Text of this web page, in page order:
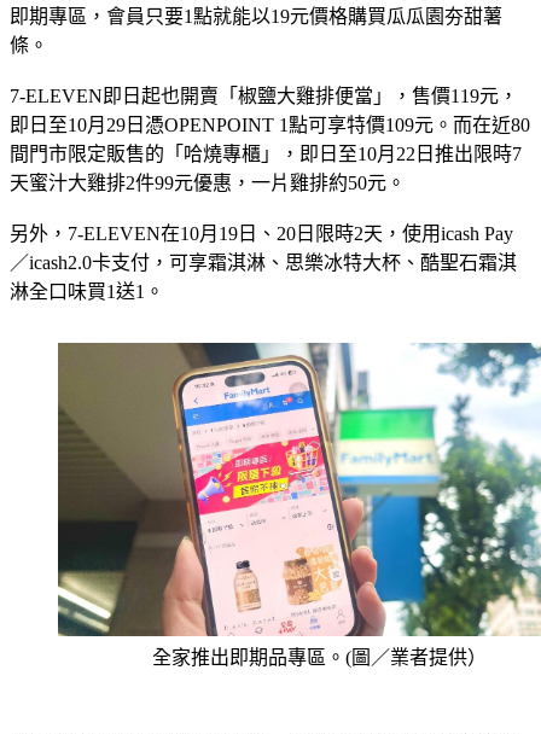
冰限時2天全口味買1送1。全家則在「全家行動購」APP設立
即期專區，會員只要1點就能以19元價格購買瓜瓜園夯甜薯
7-ELEVEN即日起也開賣「椒鹽大雞排便當」，售價119元，
即日至10月29日憑OPENPOINT 1點可享特價109元。而在近80
間門市限定販售的「哈燒專櫃」，即日至10月22日推出限時7
另外，7-ELEVEN在10月19日、20日限時2天，使用icash Pay
／icash2.0卡支付，可享霜淇淋、思樂冰特大杯、酷聖石霜淇